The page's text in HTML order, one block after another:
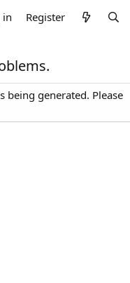
in Register
being generated. Please